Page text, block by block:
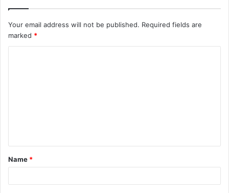
Your email address will not be published. Required fields are
marked *
Name *